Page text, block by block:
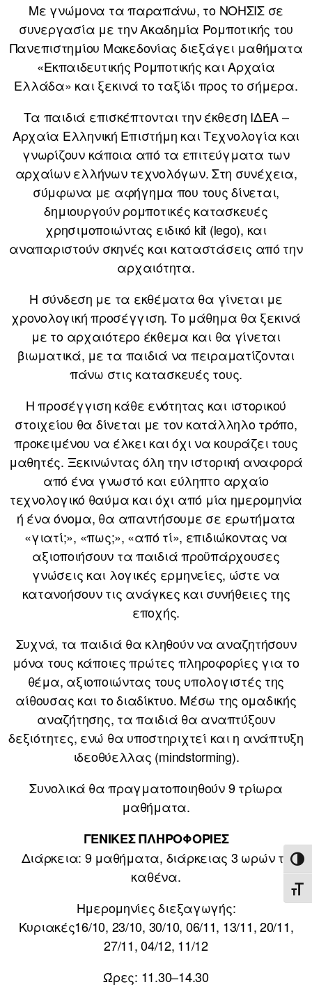
Με γνώμονα τα παραπάνω, το ΝΟΗΣΙΣ σε
συνεργασία με την Ακαδημία Ρομποτικής του
Πανεπιστημίου Μακεδονίας διεξάγει μαθήματα
«Εκπαιδευτικής Ρομποτικής και Αρχαία
Ελλάδα» και ξεκινά το ταξίδι προς το σήμερα.
Τα παιδιά επισκέπτονται την έκθεση ΙΔΕΑ –
Αρχαία Ελληνική Επιστήμη και Τεχνολογία και
γνωρίζουν κάποια από τα επιτεύγματα των
αρχαίων ελλήνων τεχνολόγων. Στη συνέχεια,
σύμφωνα με αφήγημα που τους δίνεται,
δημιουργούν ρομποτικές κατασκευές
χρησιμοποιώντας ειδικό kit (lego), και
αναπαριστούν σκηνές και καταστάσεις από την
αρχαιότητα.
Η σύνδεση με τα εκθέματα θα γίνεται με
χρονολογική προσέγγιση. Το μάθημα θα ξεκινά
με το αρχαιότερο έκθεμα και θα γίνεται
βιωματικά, με τα παιδιά να πειραματίζονται
πάνω στις κατασκευές τους.
Η προσέγγιση κάθε ενότητας και ιστορικού
στοιχείου θα δίνεται με τον κατάλληλο τρόπο,
προκειμένου να έλκει και όχι να κουράζει τους
μαθητές. Ξεκινώντας όλη την ιστορική αναφορά
από ένα γνωστό και εύληπτο αρχαίο
τεχνολογικό θαύμα και όχι από μία ημερομηνία
ή ένα όνομα, θα απαντήσουμε σε ερωτήματα
«γιατί;», «πως;», «από τί», επιδιώκοντας να
αξιοποιήσουν τα παιδιά προϋπάρχουσες
γνώσεις και λογικές ερμηνείες, ώστε να
κατανοήσουν τις ανάγκες και συνήθειες της
εποχής.
Συχνά, τα παιδιά θα κληθούν να αναζητήσουν
μόνα τους κάποιες πρώτες πληροφορίες για το
θέμα, αξιοποιώντας τους υπολογιστές της
αίθουσας και το διαδίκτυο. Μέσω της ομαδικής
αναζήτησης, τα παιδιά θα αναπτύξουν
δεξιότητες, ενώ θα υποστηριχτεί και η ανάπτυξη
ιδεοθύελλας (mindstorming).
Συνολικά θα πραγματοποιηθούν 9 τρίωρα
μαθήματα.
ΓΕΝΙΚΕΣ ΠΛΗΡΟΦΟΡΙΕΣ
Διάρκεια: 9 μαθήματα, διάρκειας 3 ωρών το
καθένα.
Ημερομηνίες διεξαγωγής:
Κυριακές16/10, 23/10, 30/10, 06/11, 13/11, 20/11,
27/11, 04/12, 11/12
Ώρες: 11.30–14.30